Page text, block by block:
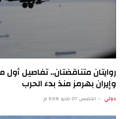
روايتان متناقضتان.. تفاصيل أول
وإيران بهرمز منذ بدء الحرب
دولي الخميس 07 مايو 6:08 م